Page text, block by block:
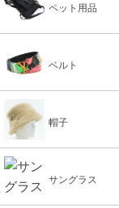
ペット用品
ベルト
帽子
サングラス